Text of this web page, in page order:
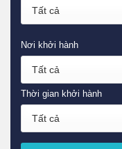
Nơi khởi hành
Thời gian khởi hành